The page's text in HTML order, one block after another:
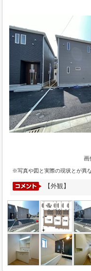
画
※写真や図と実際の現状とが異
【外観】